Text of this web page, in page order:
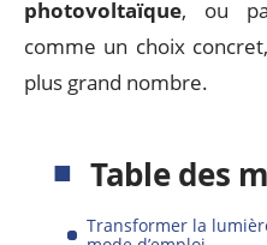
photovoltaïque, ou
comme un choix
plus grand nombre.
Table des
Transformer la